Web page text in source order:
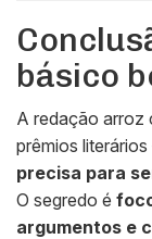
básico
A redação arroz
prêmios
precisa para
O segredo é
argumentos e